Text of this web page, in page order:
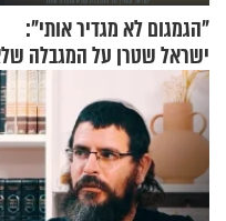
"הגמגום לא מגדיר אותי":
ישראל שטרן על המגבלה
עוצרת אותו